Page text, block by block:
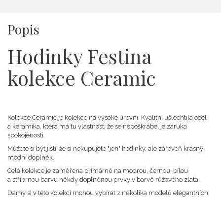
Popis
Hodinky Festina
kolekce Ceramic
Kolekce Ceramic je kolekce na vysoké úrovni. Kvalitní ušlechtilá ocel
a keramika, která má tu vlastnost, že se nepoškrábe, je záruka
spokojenosti.
Můžete si být jistí, že si nekupujete "jen" hodinky, ale zároveň krásný
módní doplněk.
Celá kolekce je zaměřena primárně na modrou, černou, bílou
a stříbrnou barvu někdy doplněnou prvky v barvě růžového zlata.
Dámy si v této kolekci mohou vybírat z několika modelů elegantních